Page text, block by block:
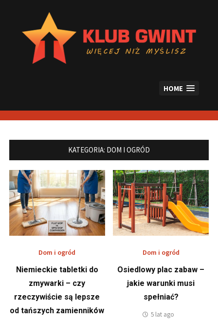
HOME
KATEGORIA: DOM I OGRÓD
Dom i ogród
Niemieckie tabletki do
zmywarki – czy
rzeczywiście są lepsze
od tańszych zamienników
Dom i ogród
Osiedlowy plac zabaw –
jakie warunki musi
spełniać?
5 lat ago